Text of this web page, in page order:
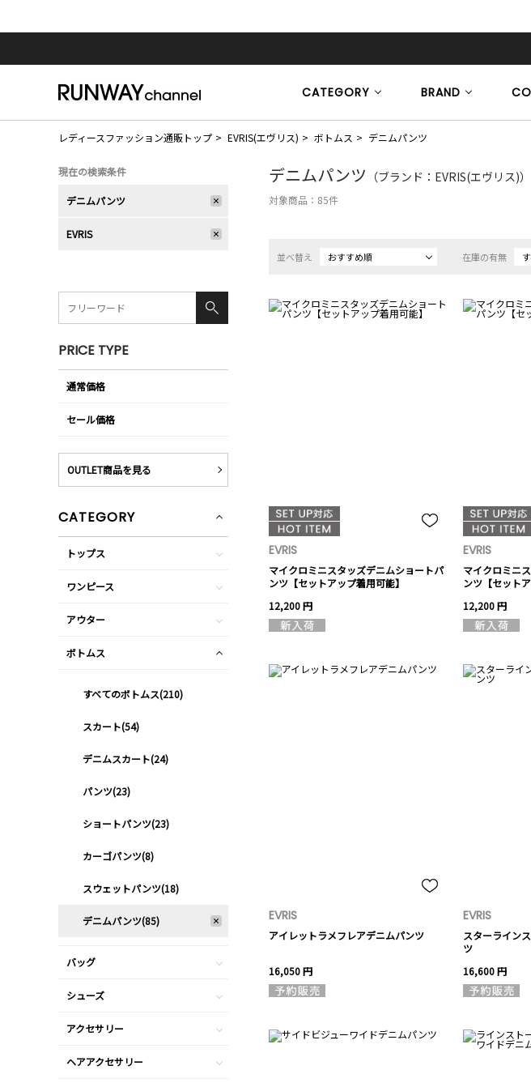
CATEGORY BRAND
レディースファッション通販トップ EVRIS(エヴリス) ボトムス デニムパンツ
デニムパンツ （ブランド：EVRIS(エヴリス)）
対象商品： 85件
並べ替え おすすめ順 在庫の有無
EVRIS
マイクロミニスタッズデニムショートパ
ンツ【セットアップ着用可能】
12,200 円
EVRIS
マイクロミニ
ンツ【セット
12,200 円
EVRIS
アイレットラメフレアデニムパンツ
16,050 円
EVRIS
スターライン
ツ
16,600 円
現在の検索条件
デニムパンツ
EVRIS
PRICE TYPE
通常価格
セール価格
OUTLET商品を見る
CATEGORY
トップス
ワンピース
アウター
ボトムス
すべてのボトムス(210)
スカート(54)
デニムスカート(24)
パンツ(23)
ショートパンツ(23)
カーゴパンツ(8)
スウェットパンツ(18)
デニムパンツ(85)
バッグ
シューズ
アクセサリー
ヘアアクセサリー